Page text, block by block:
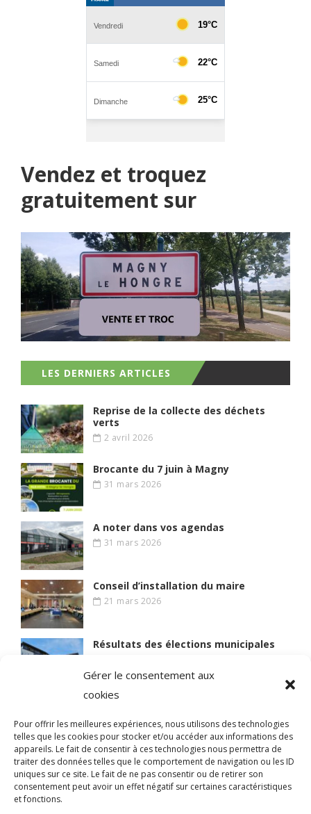
Gérer le consentement aux
cookies
Pour offrir les meilleures expériences, nous utilisons des technologies
telles que les cookies pour stocker et/ou accéder aux informations des
appareils. Le fait de consentir à ces technologies nous permettra de
traiter des données telles que le comportement de navigation ou les ID
uniques sur ce site. Le fait de ne pas consentir ou de retirer son
consentement peut avoir un effet négatif sur certaines caractéristiques
et fonctions.
Vendez et troquez
gratuitement sur
LES DERNIERS ARTICLES
Reprise de la collecte des déchets
verts
2 avril 2026
Brocante du 7 juin à Magny
31 mars 2026
A noter dans vos agendas
31 mars 2026
Conseil d’installation du maire
21 mars 2026
Résultats des élections municipales
© 2021 BIEN VIVRE A MAGNY